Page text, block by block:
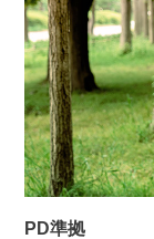
PD準拠